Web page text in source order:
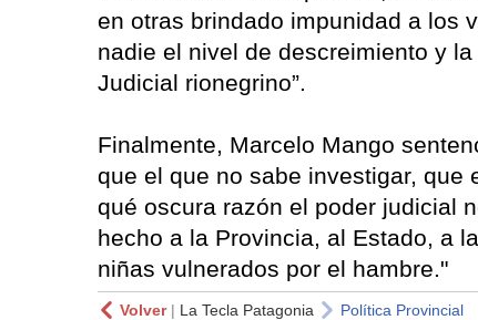
en otras brindado impunidad a los
nadie el nivel de descreimiento y
Judicial rionegrino”.
Finalmente, Marcelo Mango
que el que no sabe investigar, que
qué oscura razón el poder judicial
hecho a la Provincia, al Estado, a
niñas vulnerados por el hambre."
Volver| La Tecla Patagonia Política Provincial